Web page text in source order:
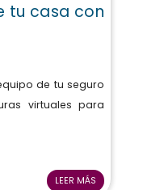
tu casa con
de tu seguro
virtuales para
LEER MÁS